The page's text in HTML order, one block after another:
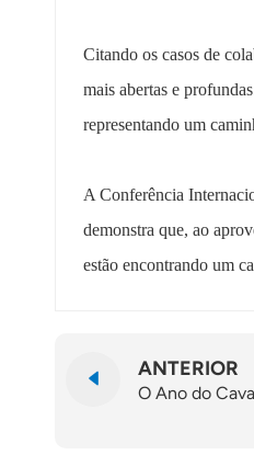
Citando os casos de
mais abertas e
representando um
A Conferência
demonstra que, ao
estão encontrando um
ANTERIOR
O Ano do